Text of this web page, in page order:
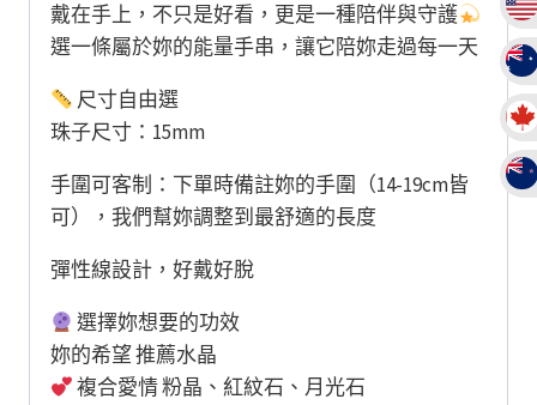
戴在手上，不只是好看，更是一種陪伴與守護
選一條屬於妳的能量手串，讓它陪妳走過每一天
尺寸自由選
珠子尺寸：15mm
手圍可客制：下單時備註妳的手圍（14-19cm皆
可），我們幫妳調整到最舒適的長度
彈性線設計，好戴好脫
選擇妳想要的功效
妳的希望 推薦水晶
複合愛情 粉晶、紅紋石、月光石